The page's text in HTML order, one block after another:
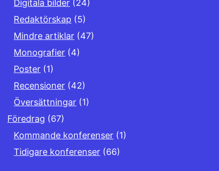
Digitala bilder (24)
Redaktörskap (5)
Mindre artiklar (47)
Monografier (4)
Poster (1)
Recensioner (42)
Översättningar (1)
Föredrag (67)
Kommande konferenser (1)
Tidigare konferenser (66)